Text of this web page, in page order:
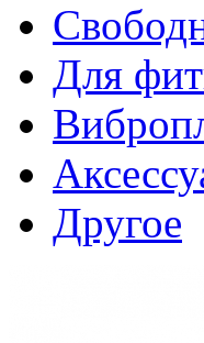
Для
Другое